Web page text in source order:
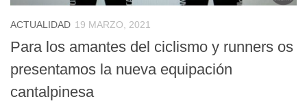
ACTUALIDAD 19 MARZO, 2021
Para los amantes del ciclismo y runners os
presentamos la nueva equipación
cantalpinesa